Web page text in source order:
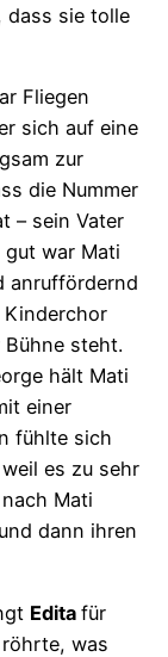
dass sie tolle
Fliegen
sich auf eine
zur
die Nummer
– sein Vater
gut war Mati
anruffördernd
steht.
hält Mati
einer
fühlte sich
es zu sehr
Mati
dann ihren
Edita für
was